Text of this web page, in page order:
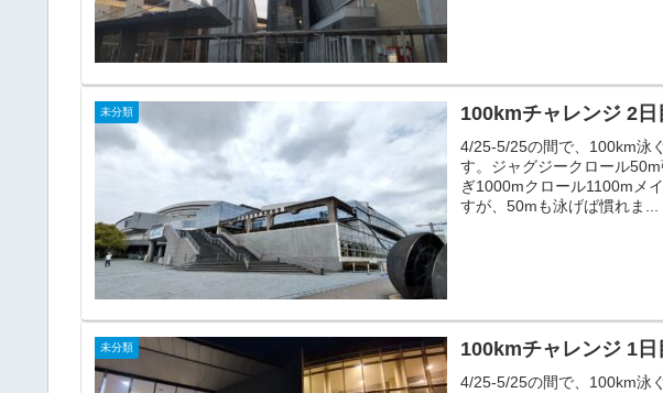
未分類 100kmチャレンジ 2
4/25-5/25の間で、100km泳
す。ジャグジークロール
ぎ1000mクロール1100mメ
すが、50mも泳げば慣れま...
未分類 100kmチャレンジ 1
4/25-5/25の間で、100km泳